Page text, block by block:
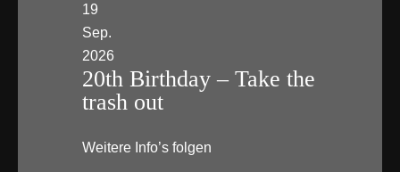
19
Sep.
2026
20th Birthday – Take the
trash out
Weitere Info’s folgen